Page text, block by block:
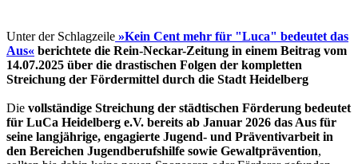
Unter der Schlagzeile »Kein Cent mehr für "Luca" bedeutet das
Aus« berichtete die Rein-Neckar-Zeitung in einem Beitrag vom
14.07.2025 über die drastischen Folgen der kompletten
Streichung der Fördermittel durch die Stadt Heidelberg
Die vollständige Streichung der städtischen Förderung bedeutet
für LuCa Heidelberg e.V. bereits ab Januar 2026 das Aus für
seine langjährige, engagierte Jugend- und Präventivarbeit in
den Bereichen Jugendberufshilfe sowie Gewaltprävention,